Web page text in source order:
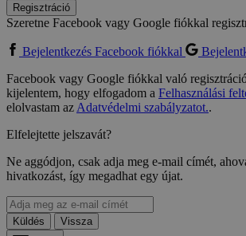
Regisztráció
Szeretne Facebook vagy Google fiókkal
Bejelentkezés Facebook fiókkal
Facebook vagy Google fiókkal való
kijelentem, hogy elfogadom a Felhasználási
elolvastam azAdatvédelmi szabályzatot..
Elfelejtette jelszavát?
Ne aggódjon, csak adja meg e-mail címét,
hivatkozást, így megadhat egy újat.
Küldés
Vissza